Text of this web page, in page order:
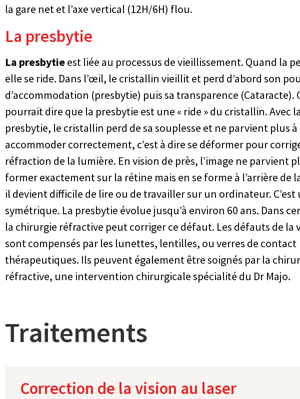
la gare net et l’axe vertical (12H/6H) flou.
La presbytie
La presbytieest liée au processus de vieillissement. Quand la
elle se ride. Dans l’œil, le cristallin vieillit et perd d’abord son
d’accommodation (presbytie) puis sa transparence (Cataracte).
pourrait dire que la presbytie est une « ride » du cristallin. Avec la
presbytie, le cristallin perd de sa souplesse et ne parvient plus à
accommoder correctement, c’est à dire se déformer pour
réfraction de la lumière. En vision de près, l’image ne parvient
former exactement sur la rétine mais en se forme à l’arrière de
il devient difficile de lire ou de travailler sur un ordinateur.
symétrique. La presbytie évolue jusqu’à environ 60 ans. Dans
la chirurgie réfractive peut corriger ce défaut. Les défauts de la
sont compensés par les lunettes, lentilles, ou verres de contact
thérapeutiques. Ils peuvent également être soignés par la
réfractive, une intervention chirurgicale spécialité du Dr Majo.
Traitements
Correction de la vision au laser